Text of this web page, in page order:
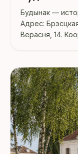
Будынак —
Адрес:
Верасня, 14.
официальных